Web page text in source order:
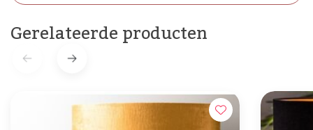
Gerelateerde producten